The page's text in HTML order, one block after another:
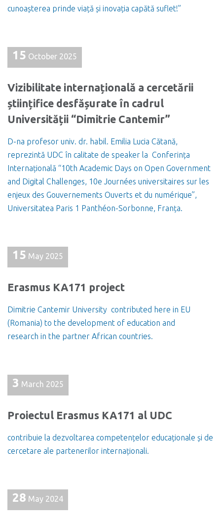
cunoașterea prinde viață și inovația capătă suflet!”
15 October 2025
Vizibilitate internațională a cercetării
științifice desfășurate în cadrul
Universității “Dimitrie Cantemir”
D-na profesor univ. dr. habil. Emilia Lucia Cătană,
reprezintă UDC în calitate de speaker la Conferința
Internațională “10th Academic Days on Open Government
and Digital Challenges, 10e Journées universitaires sur les
enjeux des Gouvernements Ouverts et du numérique”,
Universitatea Paris 1 Panthéon-Sorbonne, Franța.
15 May 2025
Erasmus KA171 project
Dimitrie Cantemir University contributed here in EU
(Romania) to the development of education and
research in the partner African countries.
3 March 2025
Proiectul Erasmus KA171 al UDC
contribuie la dezvoltarea competențelor educaționale și de
cercetare ale partenerilor internaționali.
28 May 2024